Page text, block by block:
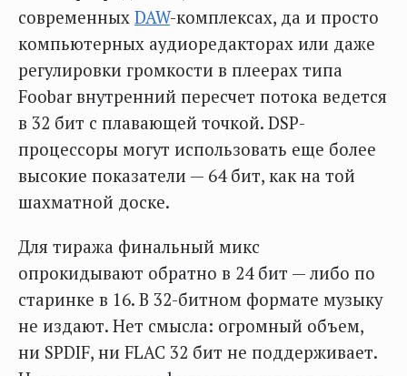
современных DAW-комплексах, да и просто
компьютерных аудиоредакторах или даже
регулировки громкости в плеерах типа
Foobar внутренний пересчет потока ведется
в 32 бит с плавающей точкой. DSP-
процессоры могут использовать еще более
высокие показатели — 64 бит, как на той
шахматной доске.
Для тиража финальный микс
опрокидывают обратно в 24 бит — либо по
старинке в 16. В 32-битном формате музыку
не издают. Нет смысла: огромный объем,
ни SPDIF, ни FLAC 32 бит не поддерживает.